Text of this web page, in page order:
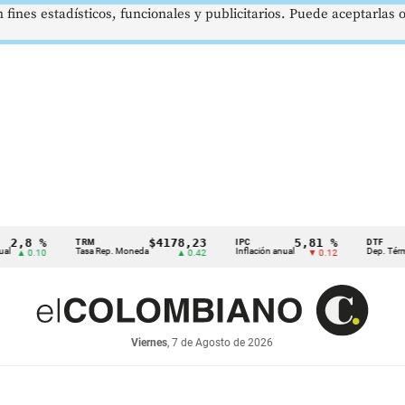
%
0.10
TRM
Tasa Rep. Moneda
$4178,23
▲ 0.42 Inflación anual
5,81 %
▼ 0.12 Dep. Término
Viernes, 7 de Agosto de 2026
estadísticos, funcionales y publicitarios. Puede aceptarlas